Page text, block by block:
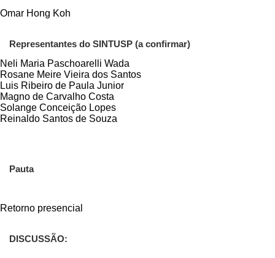
Omar Hong Koh
Representantes do SINTUSP (a confirmar)
Neli Maria Paschoarelli Wada
Rosane Meire Vieira dos Santos
Luis Ribeiro de Paula Junior
Magno de Carvalho Costa
Solange Conceição Lopes
Reinaldo Santos de Souza
Pauta
Retorno presencial
DISCUSSÃO: